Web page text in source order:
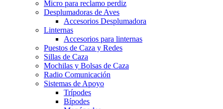
Micro para reclamo perdiz
Desplumadoras de Aves
Accesorios Desplumadora
Linternas
Accesorios para linternas
Puestos de Caza y Redes
Sillas de Caza
Mochilas y Bolsas de Caza
Radio Comunicación
Sistemas de Apoyo
Trípodes
Bípodes